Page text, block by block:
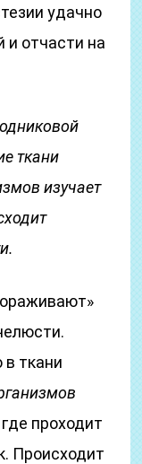
удачно
и отчасти на
ткани
изучает
в ткани
где проходит
Происходит